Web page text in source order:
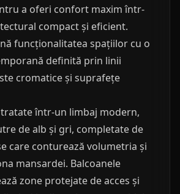
a oferi confort maxim într-
compact și eficient.
funcționalitatea spațiilor cu o
definită prin linii
cromatice și suprafețe
într-un limbaj modern,
de alb și gri, completate de
care conturează volumetria și
mansardei. Balcoanele
zone protejate de acces și